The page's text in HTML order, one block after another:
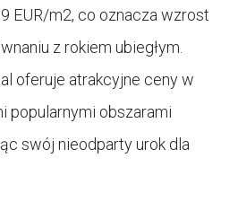
EUR/m2, co oznacza wzrost
z rokiem ubiegłym.
oferuje atrakcyjne ceny w
popularnymi obszarami
swój nieodparty urok dla